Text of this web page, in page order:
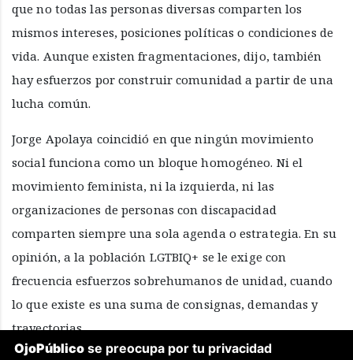
que no todas las personas diversas comparten los
mismos intereses, posiciones políticas o condiciones de
vida. Aunque existen fragmentaciones, dijo, también
hay esfuerzos por construir comunidad a partir de una
lucha común.
Jorge Apolaya coincidió en que ningún movimiento
social funciona como un bloque homogéneo. Ni el
movimiento feminista, ni la izquierda, ni las
organizaciones de personas con discapacidad
comparten siempre una sola agenda o estrategia. En su
opinión, a la población LGTBIQ+ se le exige con
frecuencia esfuerzos sobrehumanos de unidad, cuando
lo que existe es una suma de consignas, demandas y
trayectorias.
OjoPúblico se preocupa por tu privacidad